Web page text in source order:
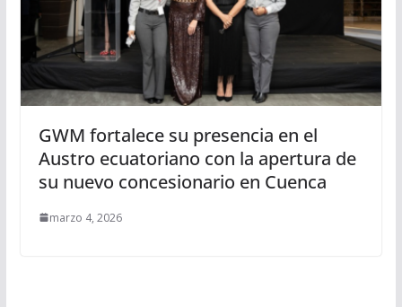
GWM fortalece su presencia en el
Austro ecuatoriano con la apertura de
su nuevo concesionario en Cuenca
marzo 4, 2026